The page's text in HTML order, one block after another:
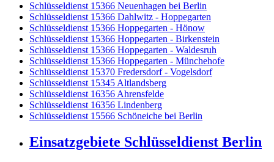
Schlüsseldienst 15366 Neuenhagen bei Berlin
Schlüsseldienst 15366 Dahlwitz - Hoppegarten
Schlüsseldienst 15366 Hoppegarten - Hönow
Schlüsseldienst 15366 Hoppegarten - Birkenstein
Schlüsseldienst 15366 Hoppegarten - Waldesruh
Schlüsseldienst 15366 Hoppegarten - Münchehofe
Schlüsseldienst 15370 Fredersdorf - Vogelsdorf
Schlüsseldienst 15345 Altlandsberg
Schlüsseldienst 16356 Ahrensfelde
Schlüsseldienst 16356 Lindenberg
Schlüsseldienst 15566 Schöneiche bei Berlin
Einsatzgebiete Schlüsseldienst Berlin